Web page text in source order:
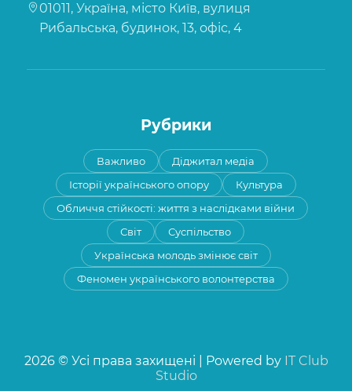
01011, Україна, місто Київ, вулиця
Рибальська, будинок, 13, офіс, 4
Рубрики
Важливо
Діджитал медіа
Історії українського опору
Культура
Обличчя стійкості: життя з наслідками війни
Світ
Суспільство
Українська молодь змінює світ
Феномен українського волонтерства
2026 © Усі права захищені | Powered by IT Club
Studio